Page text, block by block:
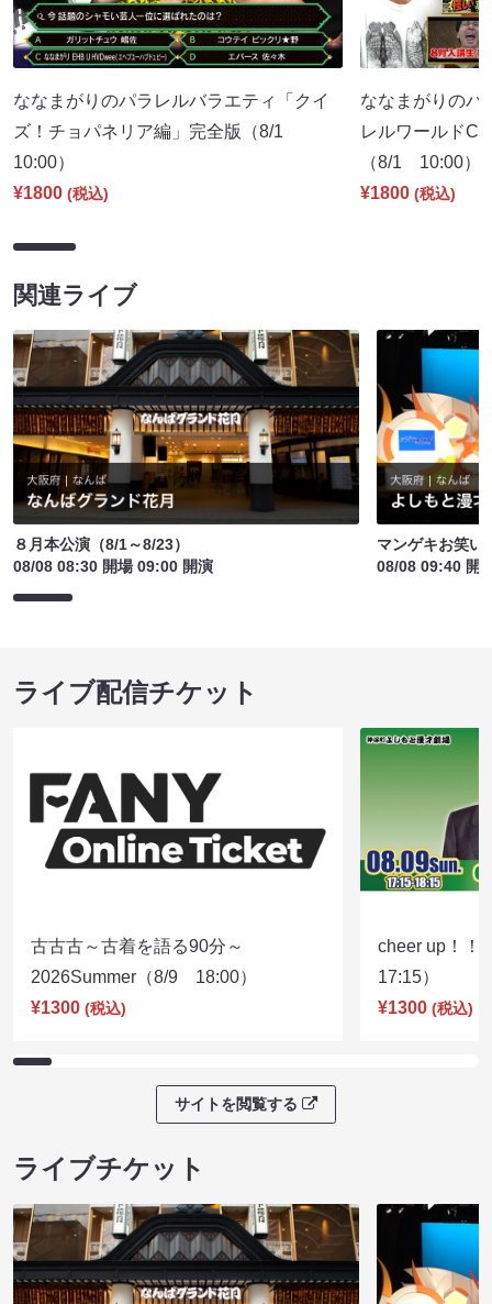
ななまがりのパラレルバラエティ「クイ
ズ！チョパネリア編」完全版（8/1
10:00）
¥1800 (税込)
ななまがりのパ
レルワールド
（8/1 10:00）
¥1800 (税込)
関連ライブ
８月本公演（8/1～8/23）
08/08 08:30 開場 09:00 開演
マンゲキお笑い
08/08 09:40 開
ライブ配信チケット
古古古～古着を語る90分～
2026Summer（8/9 18:00）
¥1300 (税込)
cheer up！
17:15）
¥1300 (税込)
サイトを閲覧する
ライブチケット